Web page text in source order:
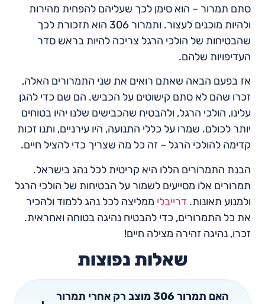
סתם תמרור – הוא סימן לכך שעליהם להפחית מהירות
ולהיות מוכנים לעצור. ותמרור 306 הוא תזכורת לכך
שהבטיחות של הולכי הרגל צריכה להיות בראש סדר
העדיפויות שלהם.
אז בפעם הבאה שאתם רואים את שני התמרורים האלה,
זכרו שהם לא סתם קישוטים על הכביש. הם שם כדי להגן
עלינו, הולכי הרגל, ולהבטיח שהכבישים שלנו יהיו בטוחים
יותר לכולם. שמרו על כללי התנועה, היו עירניים, ותנו זכות
קדימה להולכי הרגל – זה כל מה שצריך כדי להציל חיים.
הבנת התמרורים הללו היא קריטית לכל נהג בישראל.
תמרורים אלו מסייעים לשמור על הבטיחות של הולכי הרגל
ולמנוע תאונות. דרייבלי ממליצה לכל נהג ללמוד ולהכיר
את כל התמרורים, כדי להבטיח נהיגה בטוחה ואחראית.
זכרו, נהיגה זהירה מצילה חיים!
שאלות נפוצות
האם תמרור 306 מוצב רק אחרי תמרור